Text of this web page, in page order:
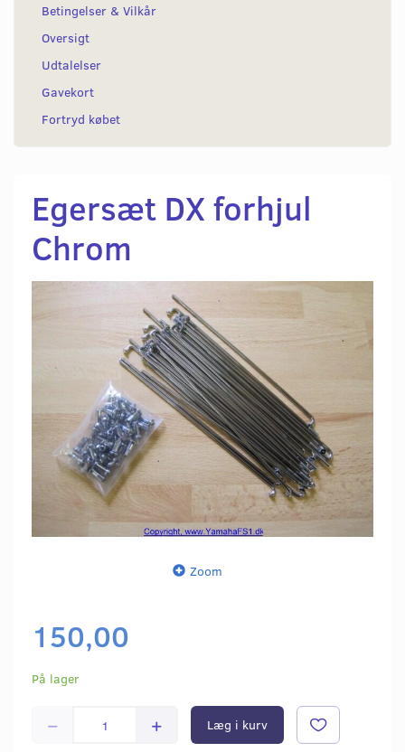
Betingelser & Vilkår
Oversigt
Udtalelser
Gavekort
Fortryd købet
Egersæt DX forhjul
Chrom
Zoom
150,00
På lager
Læg i kurv